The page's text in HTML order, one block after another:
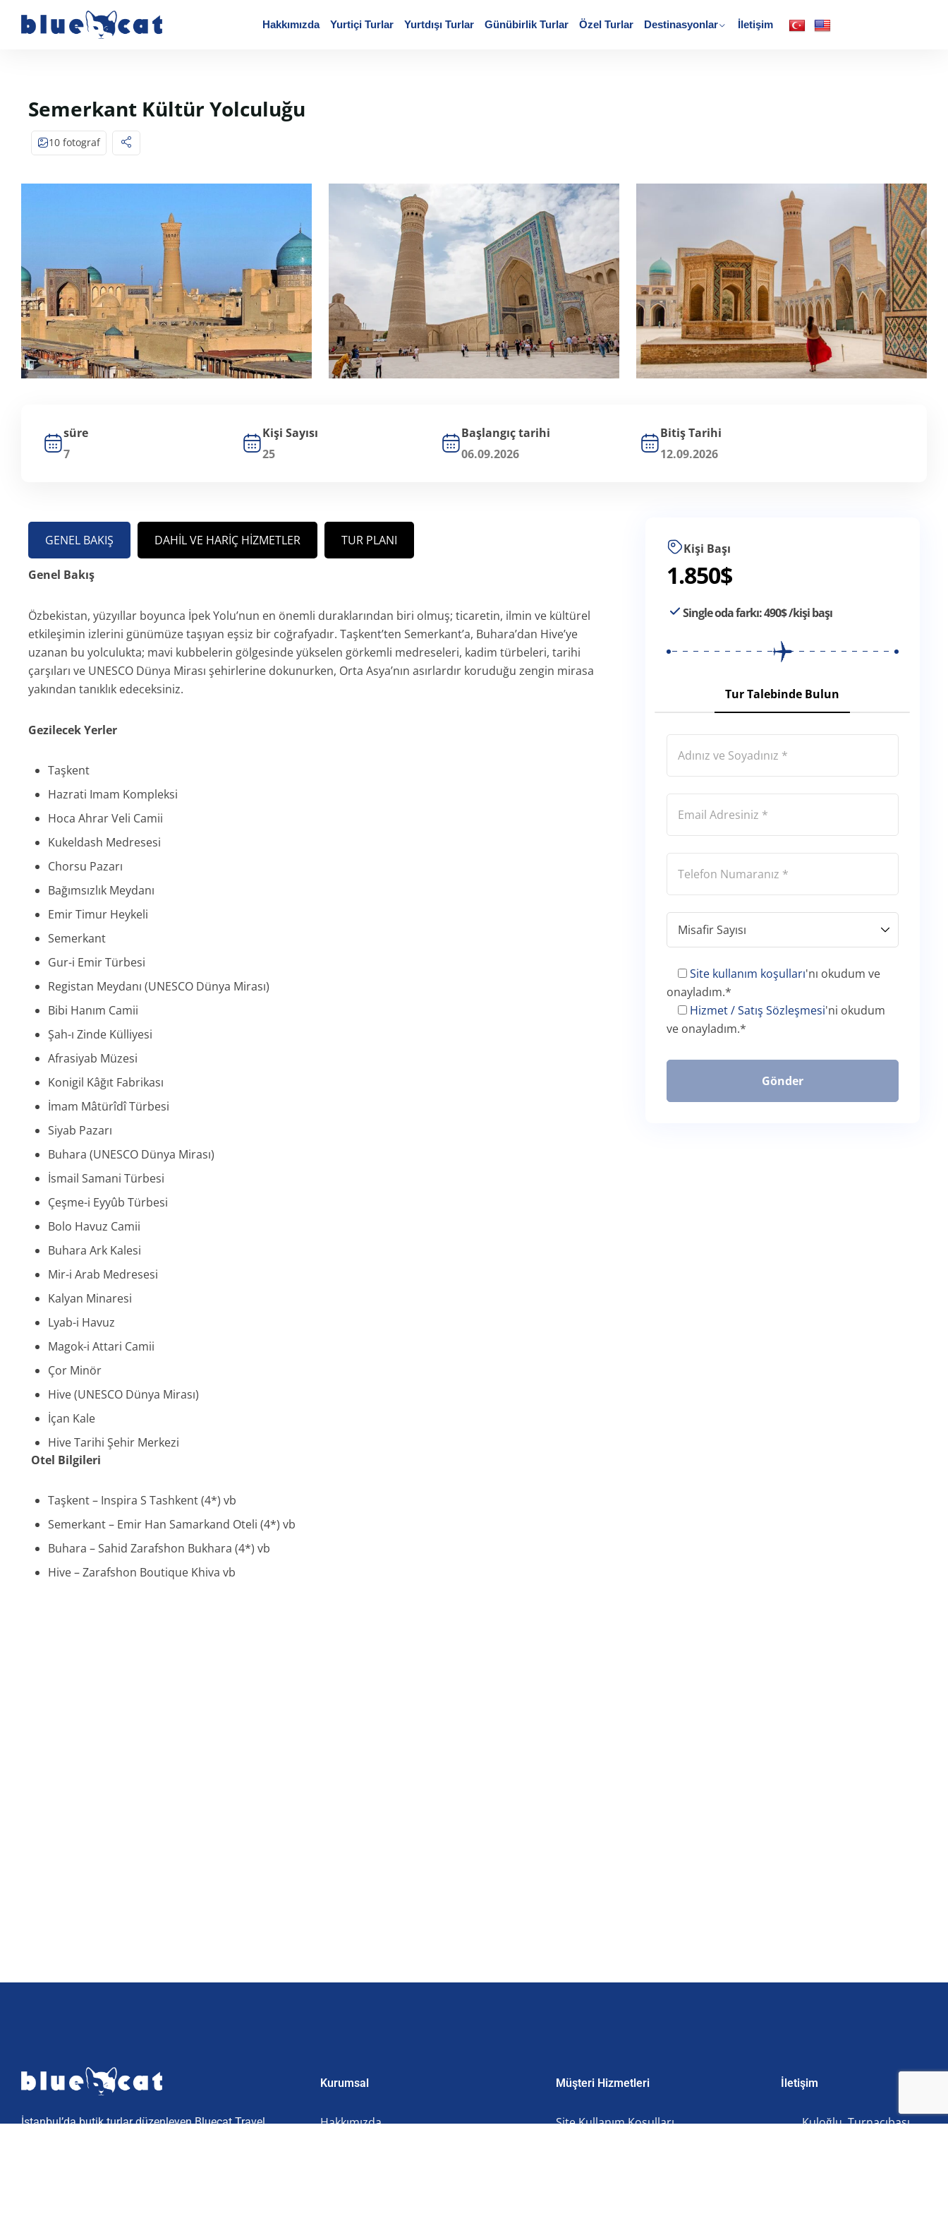
Hakkımızda Yurtiçi Turlar Yurtdışı Turlar Günübirlik Turlar Özel Turlar Destinasyonlar İletişim
Semerkant Kültür Yolculuğu
10 fotograf
süre
7
Kişi Sayısı
25
Başlangıç tarihi
06.09.2026
Bitiş Tarihi
12.09.2026
GENEL BAKIŞ DAHIL VE HARIÇ HIZMETLER TUR PLANI
Genel Bakış
Özbekistan, yüzyıllar boyunca İpek Yolu’nun en önemli duraklarından biri olmuş; ticaretin, ilmin ve kültürel
etkileşimin izlerini günümüze taşıyan eşsiz bir coğrafyadır. Taşkent’ten Semerkant’a, Buhara’dan Hive’ye
uzanan bu yolculukta; mavi kubbelerin gölgesinde yükselen görkemli medreseleri, kadim türbeleri, tarihi
çarşıları ve UNESCO Dünya Mirası şehirlerine dokunurken, Orta Asya’nın asırlardır koruduğu zengin mirasa
yakından tanıklık edeceksiniz.
Gezilecek Yerler
Taşkent
Hazrati Imam Kompleksi
Hoca Ahrar Veli Camii
Kukeldash Medresesi
Chorsu Pazarı
Bağımsızlık Meydanı
Emir Timur Heykeli
Semerkant
Gur-i Emir Türbesi
Registan Meydanı (UNESCO Dünya Mirası)
Bibi Hanım Camii
Şah-ı Zinde Külliyesi
Afrasiyab Müzesi
Konigil Kâğıt Fabrikası
İmam Mâtürîdî Türbesi
Siyab Pazarı
Buhara (UNESCO Dünya Mirası)
İsmail Samani Türbesi
Çeşme-i Eyyûb Türbesi
Bolo Havuz Camii
Buhara Ark Kalesi
Mir-i Arab Medresesi
Kalyan Minaresi
Lyab-i Havuz
Magok-i Attari Camii
Çor Minör
Hive (UNESCO Dünya Mirası)
İçan Kale
Hive Tarihi Şehir Merkezi
Otel Bilgileri
Taşkent – Inspira S Tashkent (4*) vb
Semerkant – Emir Han Samarkand Oteli (4*) vb
Buhara – Sahid Zarafshon Bukhara (4*) vb
Hive – Zarafshon Boutique Khiva vb
Kişi Başı
1.850$
Single oda farkı:490$/kişi başı
Tur Talebinde Bulun
Site kullanım koşulları'nı okudum ve
onayladım.*
Hizmet / Satış Sözleşmesi'ni okudum
ve onayladım.*
Gönder
İstanbul’da butik turlar düzenleyen Bluecat Travel,
Kurumsal
Hakkımızda
Müşteri Hizmetleri
Site Kullanım Koşulları
İletişim
Kuloğlu, Turnacıbaşı